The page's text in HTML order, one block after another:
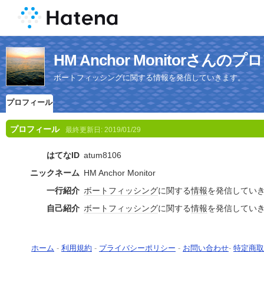
HM Anchor Monitorさんのプ
ボートフィッシングに関する情報を発信していきます。
プロフィール
プロフィール 最終更新日: 2019/01/29
はてなID atum8106
ニックネーム HM Anchor Monitor
一行紹介 ボート フィッシングに関する情報を発信してい
自己紹介 ボート フィッシングに関する情報を発信してい
ホーム - 利用規約 - プライバシーポリシー - お問い合わせ- 特定商